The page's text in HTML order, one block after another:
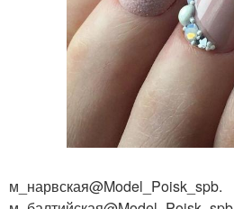
м_нарвская@Model_Poisk_spb.